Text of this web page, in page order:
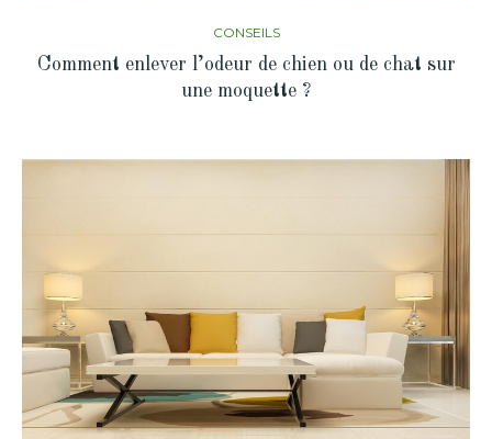
CONSEILS
Comment enlever l’odeur de chien ou de chat sur
une moquette ?